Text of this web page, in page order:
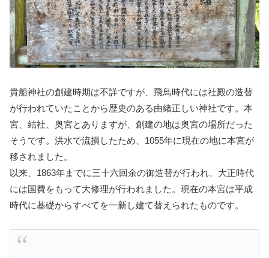
貴船神社の創建時期は不詳ですが、飛鳥時代には社殿の造替
が行われていたことから歴史のある由緒正しい神社です。本
宮、結社、奥宮とありますが、創建の地は奥宮の場所だった
そうです。洪水で流損したため、1055年に現在の地に本宮が
移されました。
以来、1863年までに三十六回余の御造替が行われ、大正時代
には国費をもって大修理が行われました。現在の本宮は平成
時代に基礎からすべてを一新し建て替えられたものです。